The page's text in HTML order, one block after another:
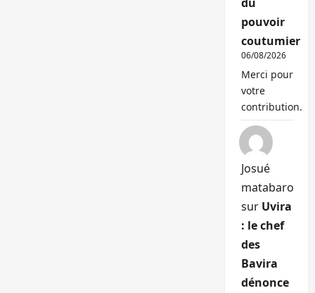
pouvoir
coutumier
06/08/2026
Merci pour
votre
contribution.
Josué
matabaro
sur Uvira
: le chef
des
Bavira
dénonce